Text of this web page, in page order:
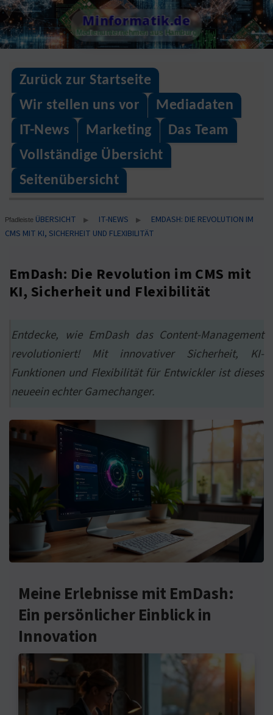
Skip
to
content
Minformatik.de
Medienunternehmen aus Hamburg
Zurück zur Startseite
Wir stellen uns vor
Mediadaten
IT-News
Marketing
Das Team
Vollständige Übersicht
Seitenübersicht
Pfadleiste ÜBERSICHT ▶ IT-NEWS ▶
EMDASH: DIE REVOLUTION IM
CMS MIT KI, SICHERHEIT UND FLEXIBILITÄT
EmDash: Die Revolution im CMS mit
KI, Sicherheit und Flexibilität
Entdecke, wie EmDash das Content-Management
revolutioniert! Mit innovativer Sicherheit, KI-
Funktionen und Flexibilität für Entwickler ist dieses
neueein echter Gamechanger.
Meine Erlebnisse mit EmDash:
Ein persönlicher Einblick in
Innovation